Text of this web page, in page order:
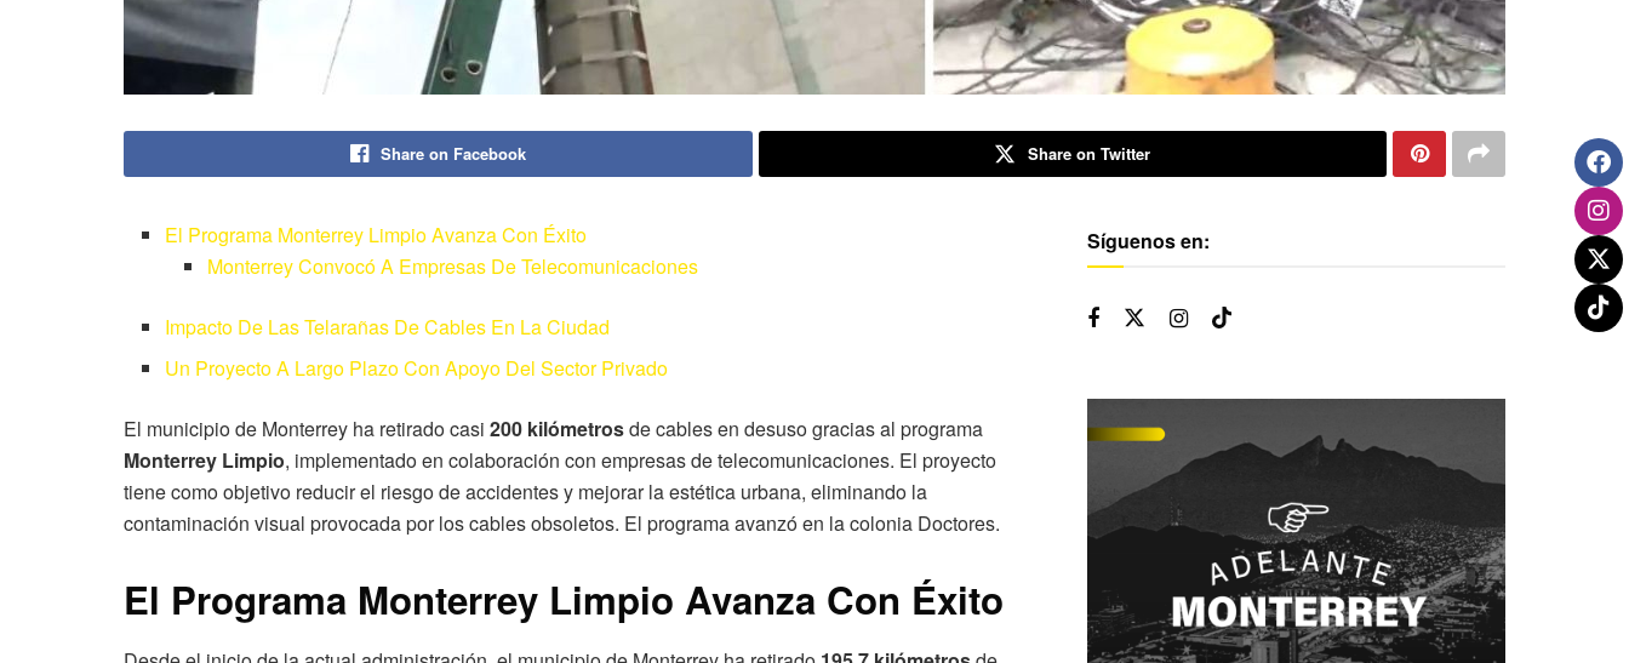
Share on Facebook Share on Twitter
El Programa Monterrey Limpio Avanza Con Éxito
Monterrey Convocó A Empresas De Telecomunicaciones
Impacto De Las Telarañas De Cables En La Ciudad
Un Proyecto A Largo Plazo Con Apoyo Del Sector Privado
El municipio de Monterrey ha retirado casi 200 kilómetrosde cables en desuso gracias al programa
Monterrey Limpio, implementado en colaboración con empresas de telecomunicaciones. El proyecto
tiene como objetivo reducir el riesgo de accidentes y mejorar la estética urbana, eliminando la
contaminación visual provocada por los cables obsoletos. El programa avanzó en la colonia Doctores.
El Programa Monterrey Limpio Avanza Con Éxito
Síguenos en: